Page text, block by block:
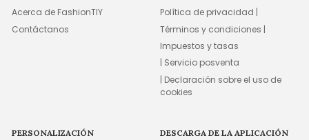
Acerca de FashionTIY
Contáctanos
Política de privacidad |
Términos y condiciones |
Impuestos y tasas
| Servicio posventa
| Declaración sobre el uso de
cookies
PERSONALIZACIÓN DESCARGA DE LA APLICACIÓN